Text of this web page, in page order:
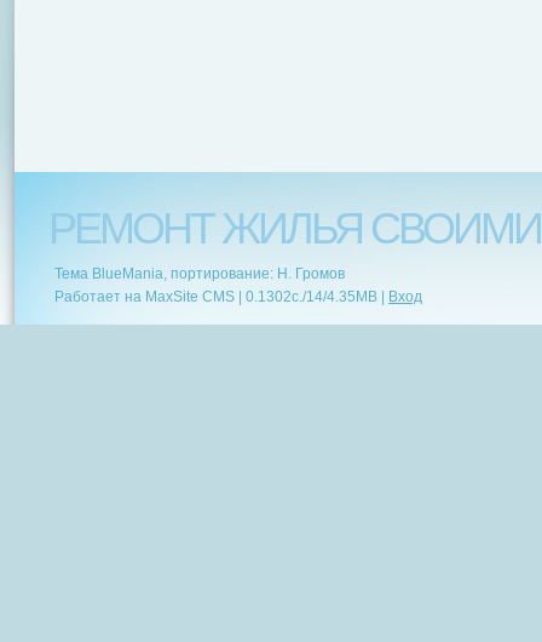
РЕМОНТ ЖИЛЬЯ
Тема BlueMania, портирование: Н. Громов
Работает на MaxSite CMS | 0.1302c./14/4.35MB | Вход